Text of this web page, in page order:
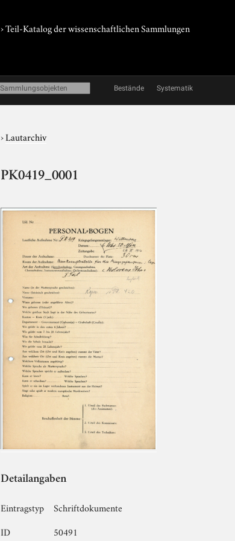
› Teil-Katalog der wissenschaftlichen Sammlungen
Bestände Systematik
›Lautarchiv
PK0419_0001
Detailangaben
Eintragstyp
Schriftdokumente
ID
50491